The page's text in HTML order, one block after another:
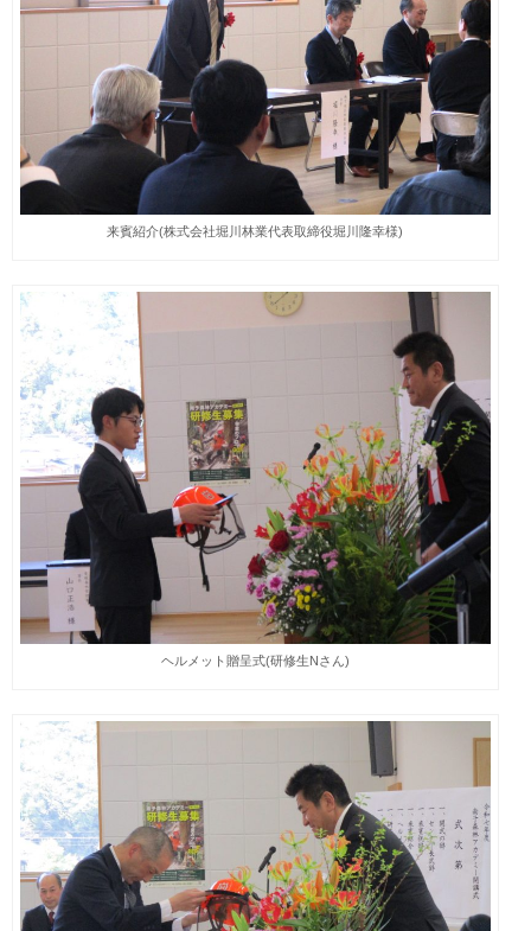
来賓紹介(株式会社堀川林業代表取締役堀川隆幸様)
ヘルメット贈呈式(研修生Nさん)